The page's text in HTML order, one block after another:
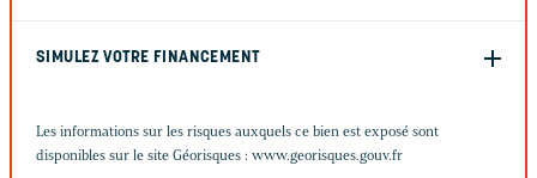
SIMULEZ VOTRE FINANCEMENT
Les informations sur les risques auxquels ce bien est exposé sont
disponibles sur le site Géorisques : www.georisques.gouv.fr